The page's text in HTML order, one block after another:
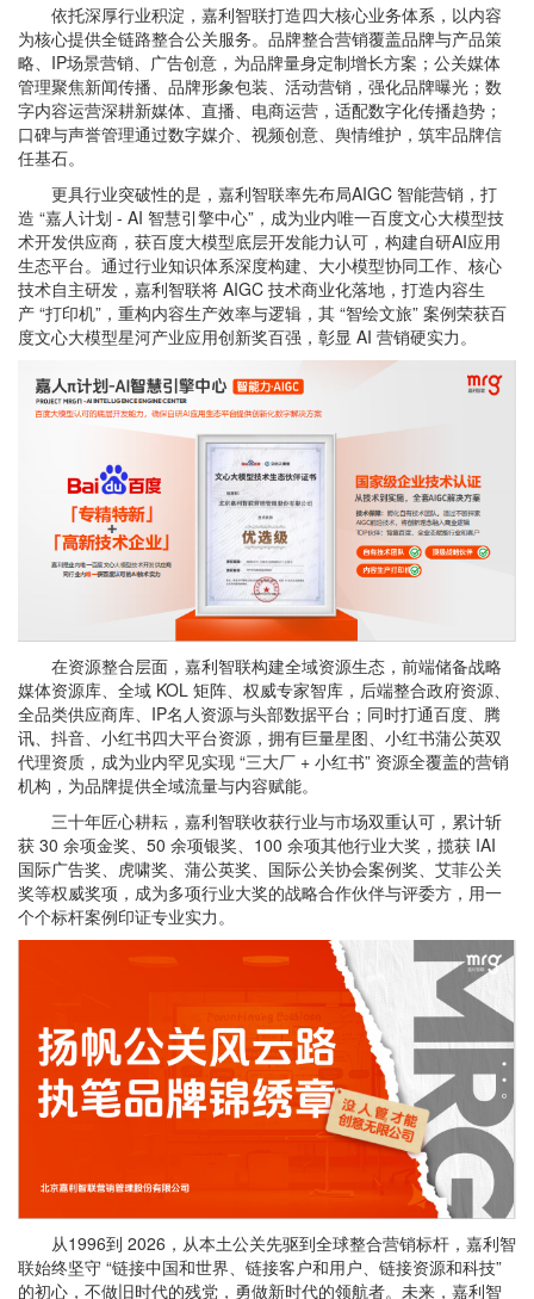
依托深厚行业积淀，嘉利智联打造四大核心业务体系，以内容
为核心提供全链路整合公关服务。品牌整合营销覆盖品牌与产品策
略、IP场景营销、广告创意，为品牌量身定制增长方案；公关媒体
管理聚焦新闻传播、品牌形象包装、活动营销，强化品牌曝光；数
字内容运营深耕新媒体、直播、电商运营，适配数字化传播趋势；
口碑与声誉管理通过数字媒介、视频创意、舆情维护，筑牢品牌信
任基石。
更具行业突破性的是，嘉利智联率先布局AIGC 智能营销，打
造 “嘉人计划 - AI 智慧引擎中心”，成为业内唯一百度文心大模型技
术开发供应商，获百度大模型底层开发能力认可，构建自研AI应用
生态平台。通过行业知识体系深度构建、大小模型协同工作、核心
技术自主研发，嘉利智联将 AIGC 技术商业化落地，打造内容生
产 “打印机”，重构内容生产效率与逻辑，其 “智绘文旅” 案例荣获百
度文心大模型星河产业应用创新奖百强，彰显 AI 营销硬实力。
在资源整合层面，嘉利智联构建全域资源生态，前端储备战略
媒体资源库、全域 KOL 矩阵、权威专家智库，后端整合政府资源、
全品类供应商库、IP名人资源与头部数据平台；同时打通百度、腾
讯、抖音、小红书四大平台资源，拥有巨量星图、小红书蒲公英双
代理资质，成为业内罕见实现 “三大厂 + 小红书” 资源全覆盖的营销
机构，为品牌提供全域流量与内容赋能。
三十年匠心耕耘，嘉利智联收获行业与市场双重认可，累计斩
获 30 余项金奖、50 余项银奖、100 余项其他行业大奖，揽获 IAI
国际广告奖、虎啸奖、蒲公英奖、国际公关协会案例奖、艾菲公关
奖等权威奖项，成为多项行业大奖的战略合作伙伴与评委方，用一
个个标杆案例印证专业实力。
从1996到 2026，从本土公关先驱到全球整合营销标杆，嘉利智
联始终坚守 “链接中国和世界、链接客户和用户、链接资源和科技”
的初心，不做旧时代的残党，勇做新时代的领航者。未来，嘉利智